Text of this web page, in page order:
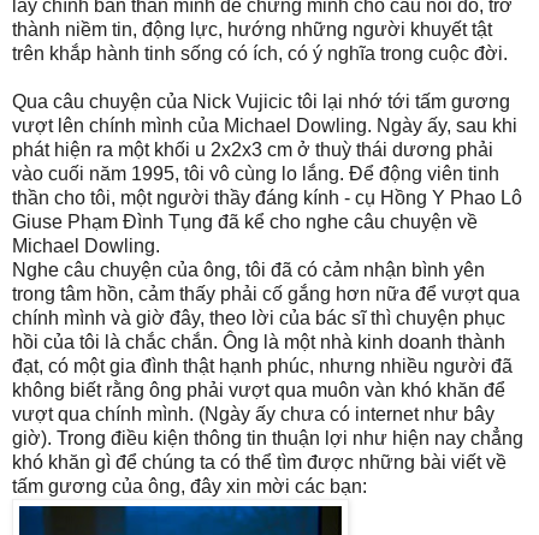
lấy chính bản thân mình để chứng minh cho câu nói đó, trở
thành niềm tin, động lực, hướng những người khuyết tật
trên khắp hành tinh sống có ích, có ý nghĩa trong cuộc đời.
Qua câu chuyện của Nick Vujicic tôi lại nhớ tới tấm gương
vượt lên chính mình của Michael Dowling. Ngày ấy, sau khi
phát hiện ra một khối u 2x2x3 cm ở thuỳ thái dương phải
vào cuối năm 1995, tôi vô cùng lo lắng. Để động viên tinh
thần cho tôi, một người thầy đáng kính - cụ Hồng Y Phao Lô
Giuse Phạm Đình Tụng đã kể cho nghe câu chuyện về
Michael Dowling.
Nghe câu chuyện của ông, tôi đã có cảm nhận bình yên
trong tâm hồn, cảm thấy phải cố gắng hơn nữa để vượt qua
chính mình và giờ đây, theo lời của bác sĩ thì chuyện phục
hồi của tôi là chắc chắn. Ông là một nhà kinh doanh thành
đạt, có một gia đình thật hạnh phúc, nhưng nhiều người đã
không biết rằng ông phải vượt qua muôn vàn khó khăn để
vượt qua chính mình. (Ngày ấy chưa có internet như bây
giờ). Trong điều kiện thông tin thuận lợi như hiện nay chẳng
khó khăn gì để chúng ta có thể tìm được những bài viết về
tấm gương của ông, đây xin mời các bạn: